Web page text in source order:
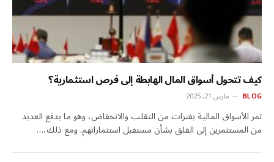
كيف تتحول أسواق المال الهابطة إلى فرص استثمارية؟
BLOG مارس 21, 2025
تمر الأسواق المالية بفترات من التقلب والانخفاض، وهو ما يدفع العديد
من المستثمرين إلى القلق بشأن مستقبل استثماراتهم. ومع ذلك،…